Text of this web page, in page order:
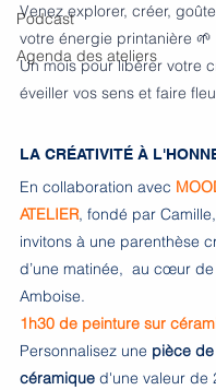
Podcast
Agenda des ateliers
Venez explorer, créer,
votre énergie printanière 🌱
Un mois pour libérer votre
éveiller vos sens et faire
LA CRÉATIVITÉ À
En collaboration avec
ATELIER, fondé par
invitons à une parenthèse
d’une matinée,  au cœur
Amboise.
1h30 de peinture sur
Personnalisez une pièce de
céramique d'une valeur de